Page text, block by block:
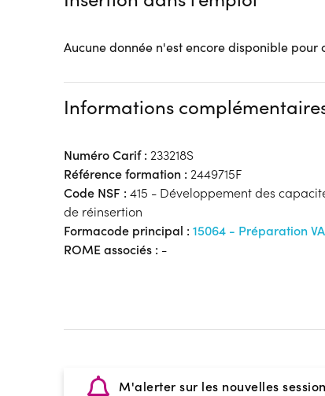
Transport :Pas de transport
Aucune donnée n'est encore disponible pour
Informations
Numéro Carif : 233218S
Référence formation : 2449715F
Code NSF : 415 - Développement des
de réinsertion
Formacode principal : 15064 - Préparation
ROME associés : -
M'alerter sur les nouvelles